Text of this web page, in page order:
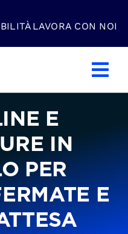
LAVORA CON NOI
E
IN
PER
E